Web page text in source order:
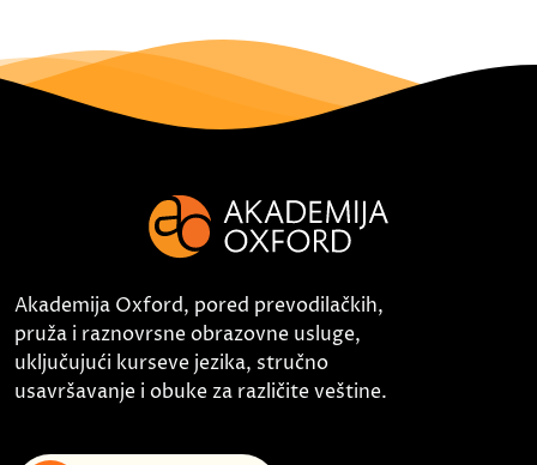
Akademija Oxford, pored prevodilačkih,
pruža i raznovrsne obrazovne usluge,
uključujući kurseve jezika, stručno
usavršavanje i obuke za različite veštine.